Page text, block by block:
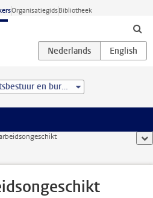
OrganisatiegidsBibliotheek
FSW faculteitsbestuur en bureau